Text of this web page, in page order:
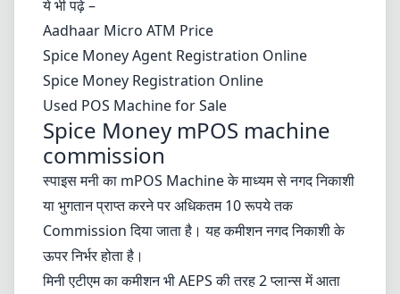
ये भी पढ़े –
Aadhaar Micro ATM Price
Spice Money Agent Registration Online
Spice Money Registration Online
Used POS Machine for Sale
Spice Money mPOS machine
commission
स्पाइस मनी का mPOS Machine के माध्यम से नगद निकाशी
या भुगतान प्राप्त करने पर अधिकतम 10 रूपये तक
Commission दिया जाता है। यह कमीशन नगद निकाशी के
ऊपर निर्भर होता है।
मिनी एटीएम का कमीशन भी AEPS की तरह 2 प्लान्स में आता